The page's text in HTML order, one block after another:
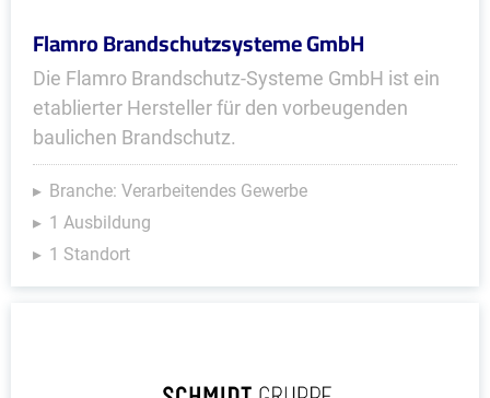
Flamro Brandschutzsysteme GmbH
Die Flamro Brandschutz-Systeme GmbH ist ein
etablierter Hersteller für den vorbeugenden
baulichen Brandschutz.
Branche: Verarbeitendes Gewerbe
1 Ausbildung
1 Standort